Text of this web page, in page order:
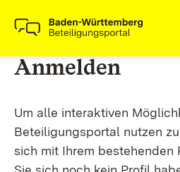
Anmelden
Um alle interaktiven
Beteiligungsportal nutzen
sich mit Ihrem bestehenden